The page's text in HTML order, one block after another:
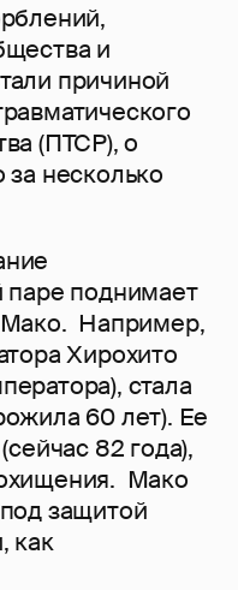
и
причиной
(ПТСР), о
за несколько
поднимает
Мако. Например,
Хирохито
стала
60 лет). Ее
82 года),
Мако
защитой
как